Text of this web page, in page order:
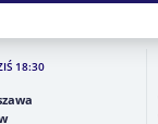
18:30